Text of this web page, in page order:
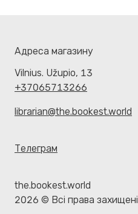
Адреса магазину
Vilnius. Užupio, 13
+37065713266
librarian@the.bookest.world
Телеграм
the.bookest.world
2026 © Всі права захищені